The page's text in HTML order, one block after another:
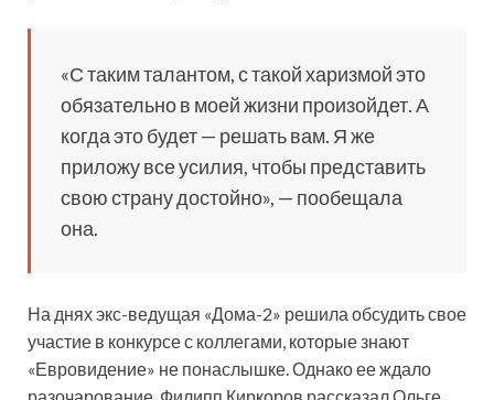
«С таким талантом, с такой харизмой это
обязательно в моей жизни произойдет. А
когда это будет — решать вам. Я же
приложу все усилия, чтобы представить
свою страну достойно», — пообещала
она.
На днях экс-ведущая «Дома-2» решила обсудить свое
участие в конкурсе с коллегами, которые знают
«Евровидение» не понаслышке. Однако ее ждало
разочарование. Филипп Киркоров рассказал Ольге,